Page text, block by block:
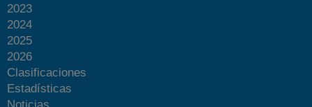
2023
2024
2025
2026
Clasificaciones
Estadísticas